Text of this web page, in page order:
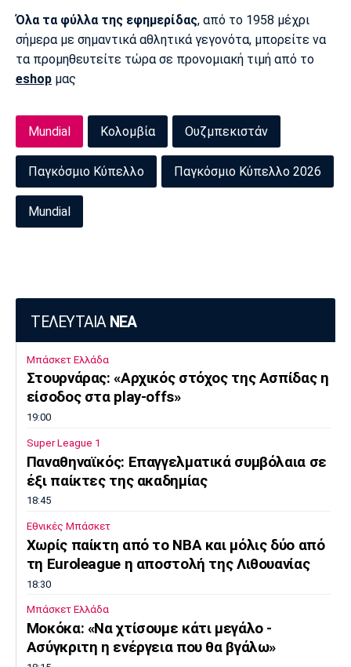
Όλα τα φύλλα της εφημερίδας, από το 1958 μέχρι
σήμερα με σημαντικά αθλητικά γεγονότα, μπορείτε να
τα προμηθευτείτε τώρα σε προνομιακή τιμή από το
eshop μας
Mundial Κολομβία Ουζμπεκιστάν
Παγκόσμιο Κύπελλο Παγκόσμιο Κύπελλο 2026
Mundial
ΤΕΛΕΥΤΑΙΑ ΝΕΑ
Μπάσκετ Ελλάδα
Στουρνάρας: «Αρχικός στόχος της Ασπίδας η
είσοδος στα play-offs»
19:00
Super League 1
Παναθηναϊκός: Επαγγελματικά συμβόλαια σε
έξι παίκτες της ακαδημίας
18:45
Εθνικές Μπάσκετ
Χωρίς παίκτη από το ΝΒΑ και μόλις δύο από
τη Euroleague η αποστολή της Λιθουανίας
18:30
Μπάσκετ Ελλάδα
Μοκόκα: «Να χτίσουμε κάτι μεγάλο -
Ασύγκριτη η ενέργεια που θα βγάλω»